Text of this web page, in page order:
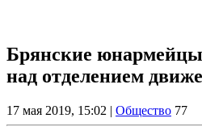
Брянские
над отделением
17 мая 2019, 15:02 | Общество 77